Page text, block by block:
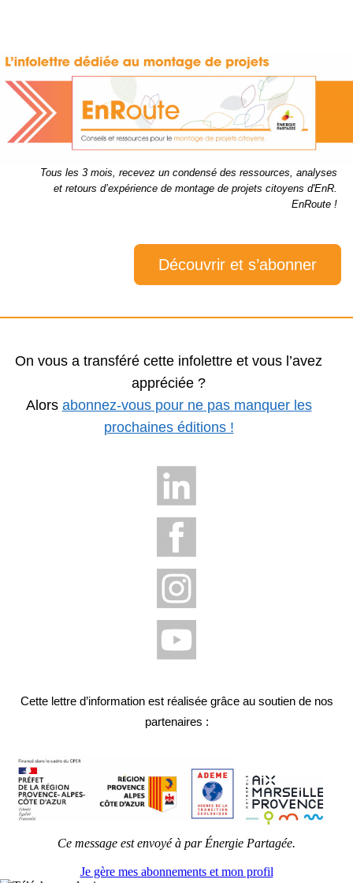
Tous les 3 mois, recevez un condensé des ressources, analyses
et retours d’expérience de montage de projets citoyens d'EnR.
EnRoute !
Découvrir et s’abonner
On vous a transféré cette infolettre et vous l’avez
appréciée ?
Alors abonnez-vous pour ne pas manquer les
prochaines éditions !
Cette lettre d’information est réalisée grâce au soutien de nos
partenaires :
Ce message est envoyé à par Énergie Partagée.
Je gère mes abonnements et mon profil